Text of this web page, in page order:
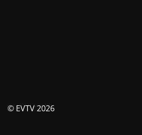
© EVTV 2026